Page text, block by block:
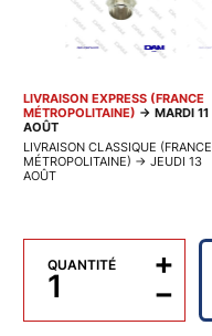
LIVRAISON EXPRESS (FRANCE
MÉTROPOLITAINE) → MARDI 11
AOÛT
LIVRAISON CLASSIQUE (FRANCE
MÉTROPOLITAINE) → JEUDI 13
AOÛT
QUANTITÉ
−
+